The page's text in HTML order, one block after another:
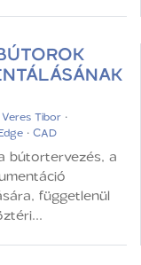
Veres Tibor ·
·CAD
bútortervezés, a
függetlenül